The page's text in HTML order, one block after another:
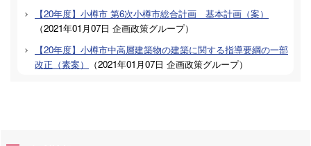
【20年度】小樽市 第6次小樽市総合計画 基本計画（案）
（2021年01月07日 企画政策グループ）
【20年度】小樽市中高層建築物の建築に関する指導要綱の一部
改正（素案）
（2021年01月07日 企画政策グループ）